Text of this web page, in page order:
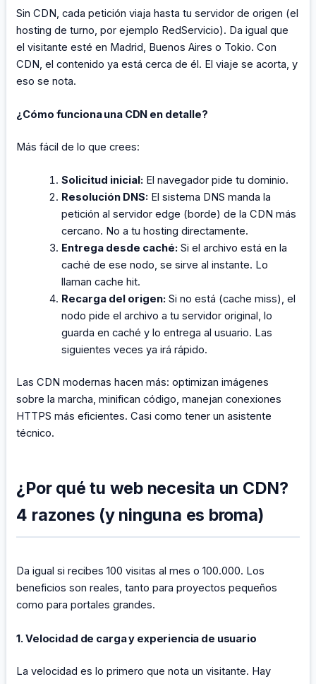
Sin CDN, cada petición viaja hasta tu servidor de origen (el
hosting de turno, por ejemplo RedServicio). Da igual que
el visitante esté en Madrid, Buenos Aires o Tokio. Con
CDN, el contenido ya está cerca de él. El viaje se acorta, y
eso se nota.
¿Cómo funciona una CDN en detalle?
Más fácil de lo que crees:
Solicitud inicial: El navegador pide tu dominio.
Resolución DNS: El sistema DNS manda la
petición al servidor edge (borde) de la CDN más
cercano. No a tu hosting directamente.
Entrega desde caché: Si el archivo está en la
caché de ese nodo, se sirve al instante. Lo
llaman cache hit.
Recarga del origen: Si no está (cache miss), el
nodo pide el archivo a tu servidor original, lo
guarda en caché y lo entrega al usuario. Las
siguientes veces ya irá rápido.
Las CDN modernas hacen más: optimizan imágenes
sobre la marcha, minifican código, manejan conexiones
HTTPS más eficientes. Casi como tener un asistente
técnico.
¿Por qué tu web necesita un CDN?
4 razones (y ninguna es broma)
Da igual si recibes 100 visitas al mes o 100.000. Los
beneficios son reales, tanto para proyectos pequeños
como para portales grandes.
1. Velocidad de carga y experiencia de usuario
La velocidad es lo primero que nota un visitante. Hay